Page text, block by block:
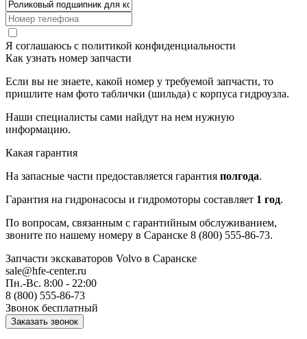
Я соглашаюсь с политикой конфиденциальности
Как узнать номер запчасти
Если вы не знаете, какой номер у требуемой запчасти, то
пришлите нам фото таблички (шильда) с корпуса гидроузла.
Наши специалисты сами найдут на нем нужную
информацию.
Какая гарантия
На запасные части предоставляется гарантия полгода.
Гарантия на гидронасосы и гидромоторы составляет 1 год.
По вопросам, связанным с гарантийным обслуживанием,
звоните по нашему номеру в Саранске 8 (800) 555-86-73.
Запчасти экскаваторов Volvo в Саранске
sale@hfe-center.ru
Пн.-Вс. 8:00 - 22:00
8 (800) 555-86-73
Звонок бесплатный